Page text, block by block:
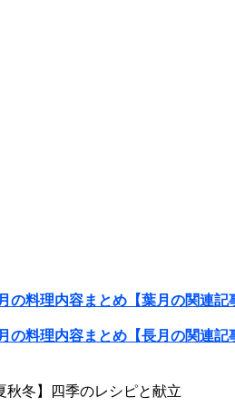
の料理内容まとめ【葉月の関連記
の料理内容まとめ【長月の関連記
秋冬】四季のレシピと献立